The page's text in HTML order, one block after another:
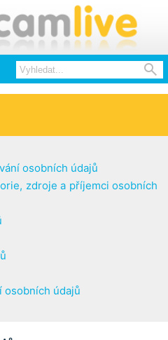

osobních údajů
zdroje a příjemci osobních
osobních údajů